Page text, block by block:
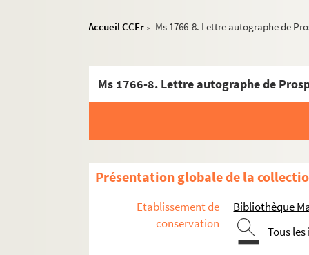
Accueil CCFr > Ms 1766-8. Lettre autographe de
Ms 1766-8. Lettre autographe de
Présentation globale de la
Etablissement de
conservation
Bibliothèque
Tous
Correspondance
Ms 1553-5-1161. Copie de lettre de
Ms 1608. Lettres autographes de
Ms 1736-139. Copie de lettre à